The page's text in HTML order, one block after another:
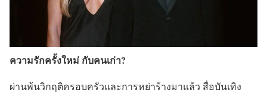
ความรักครั้งใหม่ กับคนเก่า?
ผ่านพ้นวิกฤติครอบครัวและการหย่าร้างมาแล้ว สื่อบันเทิง